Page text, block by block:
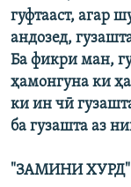
гуфтааст, агар
андозед,
Ба фикри ман,
ҳамонгуна ки
ки ин чӣ
ба гузашта аз
"ЗАМИНИ ХУРД"